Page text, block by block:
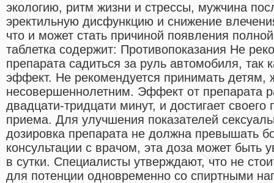
экологию, ритм жизни и стрессы, мужчина
эректильную дисфункцию и снижение
что и может стать причиной появления
таблетка содержит: Противопоказания Не
препарата садиться за руль автомобиля, так
эффект. Не рекомендуется принимать
несовершеннолетним. Эффект от препарата
двадцати-тридцати минут, и достигает своего
приема. Для улучшения показателей
дозировка препарата не должна превышать
консультации с врачом, эта доза может быть
в сутки. Специалисты утверждают, что не
для потенции одновременно со спиртными